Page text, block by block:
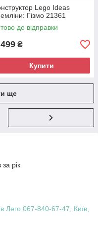
Lego Ideas
Гізмо 21361
до відправки
₴
Купити
ще
рік
Лего 067-840-67-47, Київ,